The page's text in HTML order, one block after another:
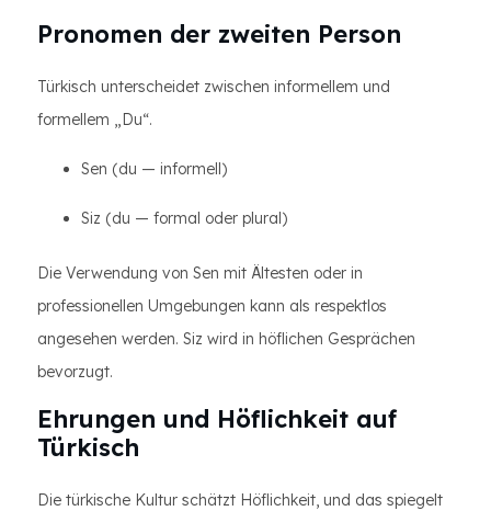
Pronomen der zweiten Person
Türkisch unterscheidet zwischen informellem und
formellem „Du“.
Sen (du — informell)
Siz (du — formal oder plural)
Die Verwendung von Sen mit Ältesten oder in
professionellen Umgebungen kann als respektlos
angesehen werden. Siz wird in höflichen Gesprächen
bevorzugt.
Ehrungen und Höflichkeit auf
Türkisch
Die türkische Kultur schätzt Höflichkeit, und das spiegelt